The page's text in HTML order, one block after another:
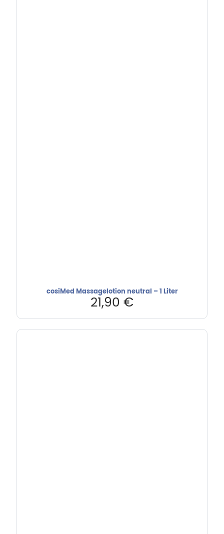
cosiMed Massagelotion neutral – 1 Liter
21,90 €